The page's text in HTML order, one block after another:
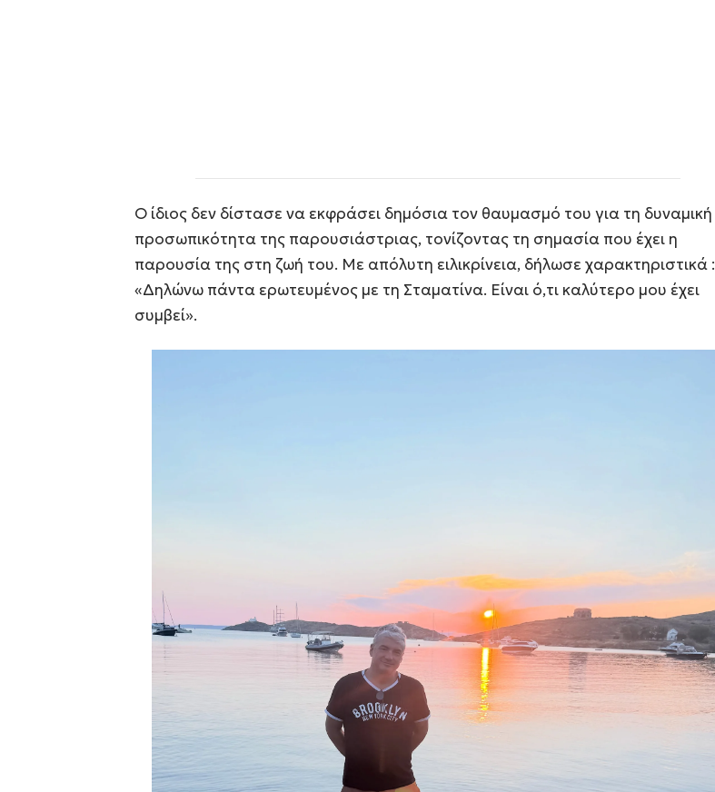
Ο ίδιος δεν δίστασε να εκφράσει δημόσια τον θαυμασμό του για τη δυναμική
προσωπικότητα της παρουσιάστριας, τονίζοντας τη σημασία που έχει η
παρουσία της στη ζωή του. Με απόλυτη ειλικρίνεια, δήλωσε χαρακτηριστικά :
«Δηλώνω πάντα ερωτευμένος με τη Σταματίνα. Είναι ό,τι καλύτερο μου έχει
συμβεί».